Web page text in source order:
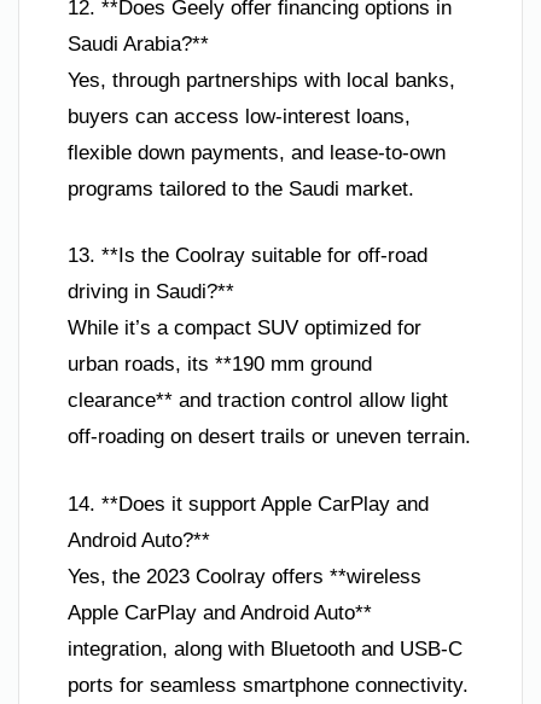
12. **Does Geely offer financing options in
Saudi Arabia?**
Yes, through partnerships with local banks,
buyers can access low-interest loans,
flexible down payments, and lease-to-own
programs tailored to the Saudi market.
13. **Is the Coolray suitable for off-road
driving in Saudi?**
While it’s a compact SUV optimized for
urban roads, its **190 mm ground
clearance** and traction control allow light
off-roading on desert trails or uneven terrain.
14. **Does it support Apple CarPlay and
Android Auto?**
Yes, the 2023 Coolray offers **wireless
Apple CarPlay and Android Auto**
integration, along with Bluetooth and USB-C
ports for seamless smartphone connectivity.